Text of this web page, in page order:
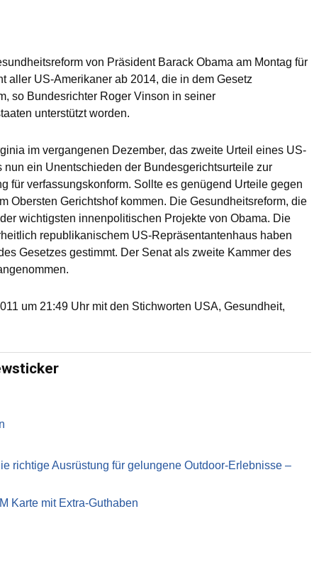
von Präsident Barack Obama am Montag für
aller US-Amerikaner ab 2014, die in dem Gesetz
so Bundesrichter Roger Vinson in seiner
unterstützt worden.
im vergangenen Dezember, das zweite Urteil eines US-
ein Unentschieden der Bundesgerichtsurteile zur
für verfassungskonform. Sollte es genügend Urteile gegen
Obersten Gerichtshof kommen. Die Gesundheitsreform, die
wichtigsten innenpolitischen Projekte von Obama. Die
republikanischem US-Repräsentantenhaus haben
Gesetzes gestimmt. Der Senat als zweite Kammer des
um 21:49 Uhr mit den Stichworten USA, Gesundheit,
richtige Ausrüstung für gelungene Outdoor-Erlebnisse –
Karte mit Extra-Guthaben